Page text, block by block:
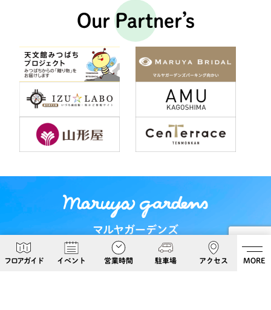
フロアガイド イベント 営業時間 駐車場 アクセス MORE
Our Partner’s
マルヤガーデンズ
〒892-0826 鹿児島県鹿児島市呉服町６−５